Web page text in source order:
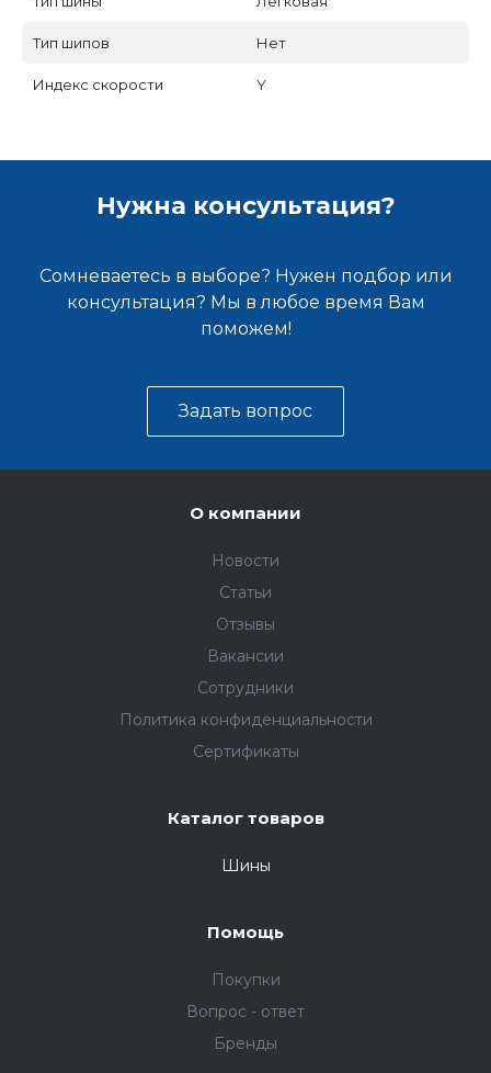
Тип шипов Нет
Индекс скорости Y
Нужна консультация?
Сомневаетесь в выборе? Нужен подбор или
консультация? Мы в любое время Вам
поможем!
Задать вопрос
О компании
Новости
Статьи
Отзывы
Вакансии
Сотрудники
Политика конфиденциальности
Сертификаты
Каталог товаров
Шины
Помощь
Покупки
Вопрос - ответ
Бренды